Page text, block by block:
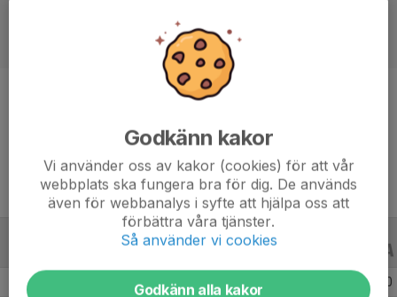
17 år
Säsongen 25/26 0
Godkänn kakor
Vi använder oss av kakor (cookies) för att vår
webbplats ska fungera bra för dig. De används
även för webbanalys i syfte att hjälpa oss att
förbättra våra tjänster.
Så använder vi cookies
Godkänn alla kakor